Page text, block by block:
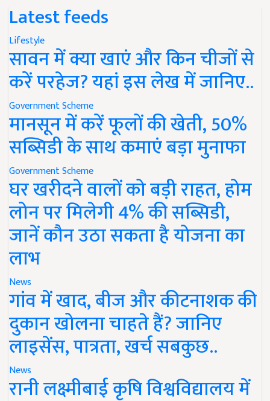
Latest feeds
Lifestyle
सावन में क्या खाएं और किन चीजों से
करें परहेज? यहां इस लेख में जानिए..
Government Scheme
मानसून में करें फूलों की खेती, 50%
सब्सिडी के साथ कमाएं बड़ा मुनाफा
Government Scheme
घर खरीदने वालों को बड़ी राहत, होम
लोन पर मिलेगी 4% की सब्सिडी,
जानें कौन उठा सकता है योजना का
लाभ
News
गांव में खाद, बीज और कीटनाशक की
दुकान खोलना चाहते हैं? जानिए
लाइसेंस, पात्रता, खर्च सबकुछ..
News
रानी लक्ष्मीबाई कृषि विश्वविद्यालय में